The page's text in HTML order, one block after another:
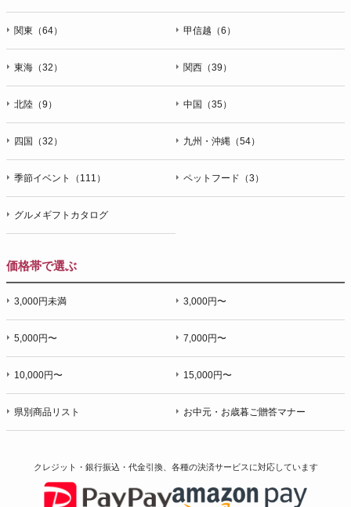
関東（64） 甲信越（6）
東海（32） 関西（39）
北陸（9） 中国（35）
四国（32） 九州・沖縄（54）
季節イベント（111） ペットフード（3）
グルメギフトカタログ
価格帯で選ぶ
3,000円未満 3,000円〜
5,000円〜 7,000円〜
10,000円〜 15,000円〜
県別商品リスト お中元・お歳暮ご贈答マナー
クレジット・銀行振込・代金引換、各種の決済サービスに対応しています